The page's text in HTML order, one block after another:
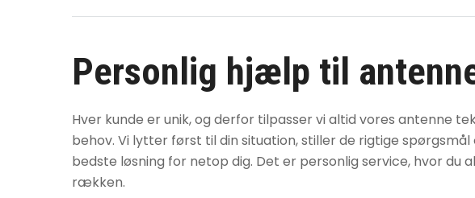
Personlig hjælp til
Hver kunde er unik, og derfor tilpasser vi altid vores antenne
behov. Vi lytter først til din situation, stiller de rigtige
bedste løsning for netop dig. Det er personlig service, hvor du
rækken.